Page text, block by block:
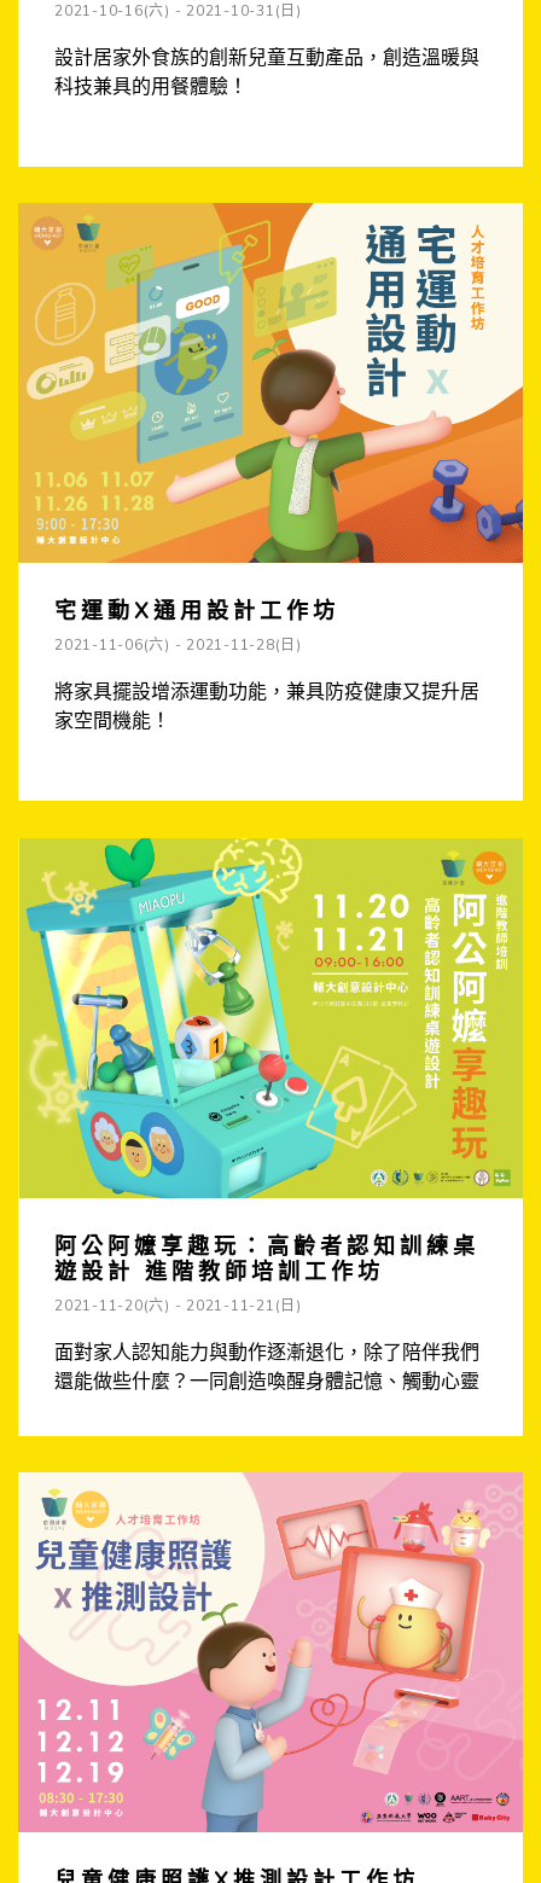
2021-10-16(六) - 2021-10-31(日)
設計居家外食族的創新兒童互動產品，創造溫暖與
科技兼具的用餐體驗！
宅運動X通用設計工作坊
2021-11-06(六) - 2021-11-28(日)
將家具擺設增添運動功能，兼具防疫健康又提升居
家空間機能！
阿公阿嬤享趣玩：高齡者認知訓練桌
遊設計 進階教師培訓工作坊
2021-11-20(六) - 2021-11-21(日)
面對家人認知能力與動作逐漸退化，除了陪伴我們
還能做些什麼？一同創造喚醒身體記憶、觸動心靈